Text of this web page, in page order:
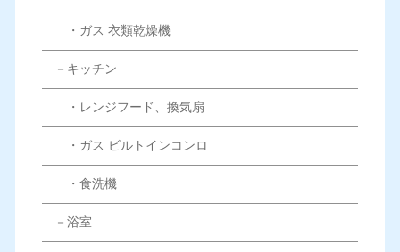
・ガス 衣類乾燥機
－キッチン
・レンジフード、換気扇
・ガス ビルトインコンロ
・食洗機
－浴室